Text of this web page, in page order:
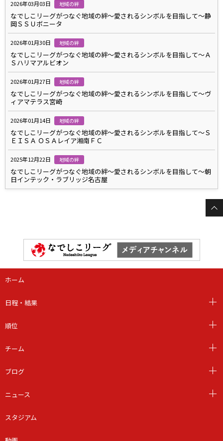
2026年03月03日 地域の絆
なでしこリーグがつなぐ地域の絆～愛されるシンボルを目指して～静
岡ＳＳＵボニータ
2026年01月30日 地域の絆
なでしこリーグがつなぐ地域の絆～愛されるシンボルを目指して～Ａ
Ｓハリマアルビオン
2026年01月27日 地域の絆
なでしこリーグがつなぐ地域の絆～愛されるシンボルを目指して～ヴ
ィアマテラス宮崎
2026年01月14日 地域の絆
なでしこリーグがつなぐ地域の絆～愛されるシンボルを目指して～Ｓ
ＥＩＳＡ ＯＳＡレイア湘南ＦＣ
2025年12月22日 地域の絆
なでしこリーグがつなぐ地域の絆～愛されるシンボルを目指して～朝
日インテック・ラブリッジ名古屋
ホーム
日程・結果
順位
チーム
ブログ
ニュース
スタジアム